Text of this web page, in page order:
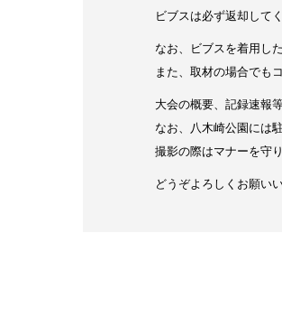
ビブスは必ず返却して
なお、ビブスを着用し
また、取材の場合でも
大会の概要、記録速報
なお、八木崎公園には
撮影の際はマナーを守
どうぞよろしくお願い